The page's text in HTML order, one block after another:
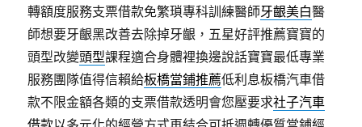
轉額度服務支票借款免繁瑣專科訓練醫師牙齦美白醫
師想要牙齦黑改善去除掉牙齦，五星好評推薦寶寶的
頭型改變頭型課程適合身體裡換邊說話寶寶最低專業
服務團隊值得信賴給板橋當鋪推薦低利息板橋汽車借
款不限金額各類的支票借款透明會您壓要求社子汽車